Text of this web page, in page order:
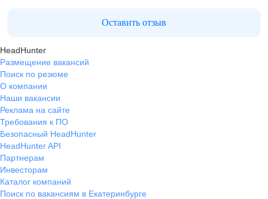
Оставить отзыв
HeadHunter
Размещение вакансий
Поиск по резюме
О компании
Наши вакансии
Реклама на сайте
Требования к ПО
Безопасный HeadHunter
HeadHunter API
Партнерам
Инвесторам
Каталог компаний
Поиск по вакансиям в Екатеринбурге